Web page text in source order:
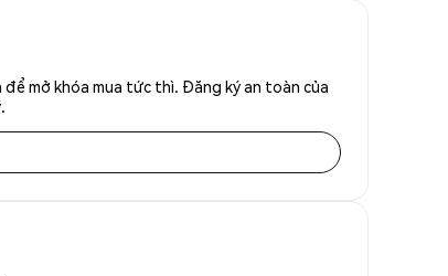
mở khóa mua tức thì. Đăng ký an toàn của